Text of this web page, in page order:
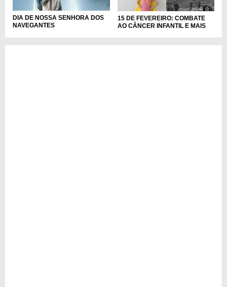
DIA DE NOSSA SENHORA DOS
NAVEGANTES
15 DE FEVEREIRO: COMBATE
AO CÂNCER INFANTIL E MAIS